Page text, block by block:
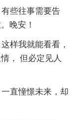
些往事需要告
晚安！
样我就能看看，
， 但必定见人
直憧憬未来，却